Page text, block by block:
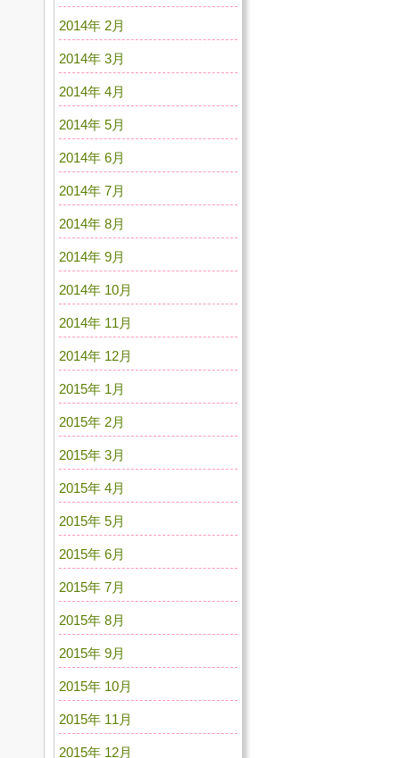
2014年 2月
2014年 3月
2014年 4月
2014年 5月
2014年 6月
2014年 7月
2014年 8月
2014年 9月
2014年 10月
2014年 11月
2014年 12月
2015年 1月
2015年 2月
2015年 3月
2015年 4月
2015年 5月
2015年 6月
2015年 7月
2015年 8月
2015年 9月
2015年 10月
2015年 11月
2015年 12月